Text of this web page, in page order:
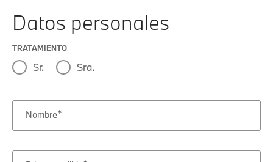
Datos personales
TRATAMIENTO
Sr. Sra.
Nombre